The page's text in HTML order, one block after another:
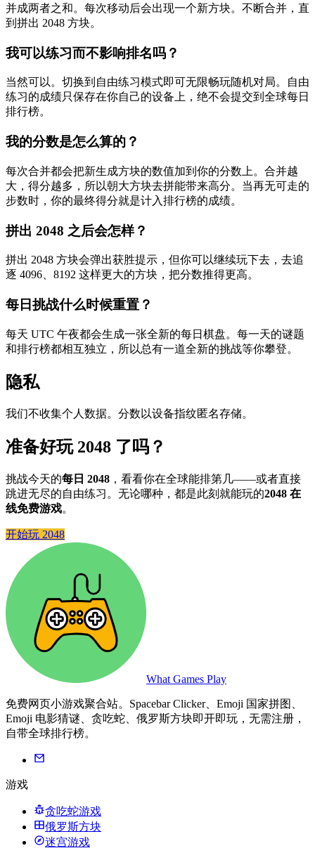
并成两者之和。每次移动后会出现一个新方块。不断合并，直
到拼出 2048 方块。
我可以练习而不影响排名吗？
当然可以。切换到自由练习模式即可无限畅玩随机对局。自由
练习的成绩只保存在你自己的设备上，绝不会提交到全球每日
排行榜。
我的分数是怎么算的？
每次合并都会把新生成方块的数值加到你的分数上。合并越
大，得分越多，所以朝大方块去拼能带来高分。当再无可走的
步数时，你的最终得分就是计入排行榜的成绩。
拼出 2048 之后会怎样？
拼出 2048 方块会弹出获胜提示，但你可以继续玩下去，去追
逐 4096、8192 这样更大的方块，把分数推得更高。
每日挑战什么时候重置？
每天 UTC 午夜都会生成一张全新的每日棋盘。每一天的谜题
和排行榜都相互独立，所以总有一道全新的挑战等你攀登。
隐私
我们不收集个人数据。分数以设备指纹匿名存储。
准备好玩 2048 了吗？
挑战今天的每日 2048 ，看看你在全球能排第几——或者直接
跳进无尽的自由练习。无论哪种，都是此刻就能玩的2048 在
线免费游戏。
开始玩 2048
What Games Play
免费网页小游戏聚合站。Spacebar Clicker、Emoji 国家拼图、
Emoji 电影猜谜、贪吃蛇、俄罗斯方块即开即玩，无需注册，
自带全球排行榜。
游戏
贪吃蛇游戏
俄罗斯方块
迷宫游戏